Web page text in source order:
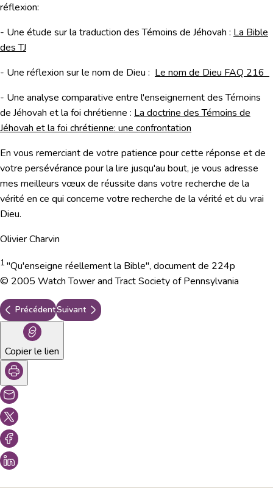
réflexion:
- Une étude sur la traduction des Témoins de Jéhovah : La Bible
des TJ
- Une réflexion sur le nom de Dieu : Le nom de Dieu FAQ 216
- Une analyse comparative entre l'enseignement des Témoins
de Jéhovah et la foi chrétienne : La doctrine des Témoins de
Jéhovah et la foi chrétienne: une confrontation
En vous remerciant de votre patience pour cette réponse et de
votre persévérance pour la lire jusqu'au bout, je vous adresse
mes meilleurs vœux de réussite dans votre recherche de la
vérité en ce qui concerne votre recherche de la vérité et du vrai
Dieu.
Olivier Charvin
1 "Qu'enseigne réellement la Bible", document de 224p
© 2005 Watch Tower and Tract Society of Pennsylvania
PrécédentSuivant
Copier le lien